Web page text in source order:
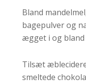
Bland
bagepulver og
ægget i og
Tilsæt
smeltede